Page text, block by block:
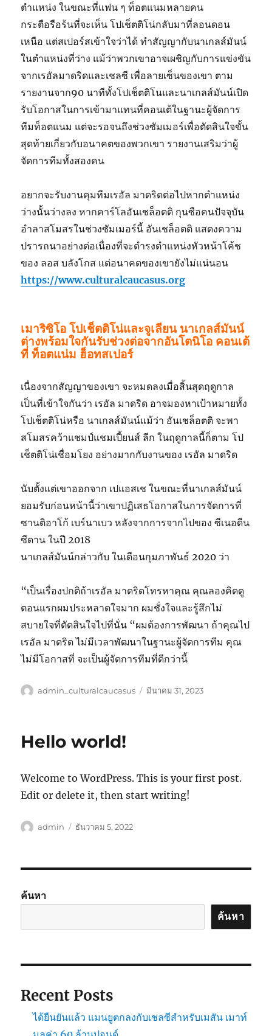
ตำแหน่ง ในขณะที่แฟน ๆ ท็อตแนมหลายคน
กระตือรือร้นที่จะเห็น โปเช็ตติโน่กลับมาที่ลอนดอน
เหนือ แต่สเปอร์สเข้าใจว่าได้ ทำสัญญากับนาเกลส์มันน์
ในตำแหน่งที่ว่าง แม้ว่าพวกเขาอาจเผชิญกับการแข่งขัน
จากเรอัลมาดริดและเชลซี เพื่อลายเซ็นของเขา ตาม
รายงานจาก90 นาทีทั้งโปเช็ตติโนและนาเกลส์มันน์เปิด
รับโอกาสในการเข้ามาแทนที่คอนเต้ในฐานะผู้จัดการ
ทีมท็อตแนม แต่จะรอจนถึงช่วงซัมเมอร์เพื่อตัดสินใจขั้น
สุดท้ายเกี่ยวกับอนาคตของพวกเขา รายงานเสริมว่าผู้
จัดการทีมทั้งสองคน
อยากจะรับงานคุมทีมเรอัล มาดริดต่อไปหากตำแหน่ง
ว่างนั้นว่างลง หากคาร์โลอันเชล็อตติ กุนซือคนปัจจุบัน
อำลาสโมสรในช่วงซัมเมอร์นี้ อันเชล็อตติ แสดงความ
ปรารถนาอย่างต่อเนื่องที่จะดำรงตำแหน่งหัวหน้าโค้ช
ของ ลอส บลังโกส แต่อนาคตของเขายังไม่แน่นอน
https://www.culturalcaucasus.org
เมาริซิโอ โปเช็ตติโน่และจูเลียน นาเกลส์มันน์
ต่างพร้อมใจกันรับช่วงต่อจากอันโตนิโอ คอนเต้
ที่ ท็อตแน่ม ฮ็อทสเปอร์
เนื่องจากสัญญาของเขา จะหมดลงเมื่อสิ้นสุดฤดูกาล
เป็นที่เข้าใจกันว่า เรอัล มาดริด อาจมองหาเป้าหมายทั้ง
โปเช็ตติโน่หรือ นาเกลส์มันน์แม้ว่า อันเชล็อตติ จะพา
สโมสรคว้าแชมป์แชมเปี้ยนส์ ลีก ในฤดูกาลนี้ก็ตาม โป
เช็ตติโน่เชื่อมโยง อย่างมากกับงานของ เรอัล มาดริด
นับตั้งแต่เขาออกจาก เปแอสเช ในขณะที่นาเกลส์มันน์
ยอมรับก่อนหน้านี้ว่าเขาปฏิเสธโอกาสในการจัดการที่
ซานติอาโก้ เบร์นาเบว หลังจากการจากไปของ ซีเนอดีน
ซีดาน ในปี 2018
นาเกลส์มันน์กล่าวกับ ในเดือนกุมภาพันธ์ 2020 ว่า
“เป็นเรื่องปกติถ้าเรอัล มาดริดโทรหาคุณ คุณลองคิดดู
ตอนแรกผมประหลาดใจมาก ผมชั่งใจและรู้สึกไม่
สบายใจที่ตัดสินใจไปที่นั่น “ผมต้องการพัฒนา ถ้าคุณไป
เรอัล มาดริด ไม่มีเวลาพัฒนาในฐานะผู้จัดการทีม คุณ
ไม่มีโอกาสที่ จะเป็นผู้จัดการทีมที่ดีกว่านี้
ผู้
admin_culturalcaucasus
เขียน
มีนาคม 31, 2023
Hello world!
Welcome to WordPress. This is your first post.
Edit or delete it, then start writing!
ผู้
admin
เขียน
ธันวาคม 5, 2022
ค้นหา
ค้นหา
Recent Posts
ได้ยืนยันแล้ว แมนยูตกลงกับเชลซีสำหรับเมสัน เมาท์